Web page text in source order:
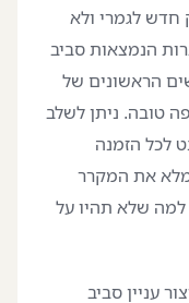
לגמרי ולא
הנמצאות סביב
הראשונים של
טובה. ניתן לשלב
לכל הזמנה
את המקרר
למה שלא תהיו על
עניין סביב